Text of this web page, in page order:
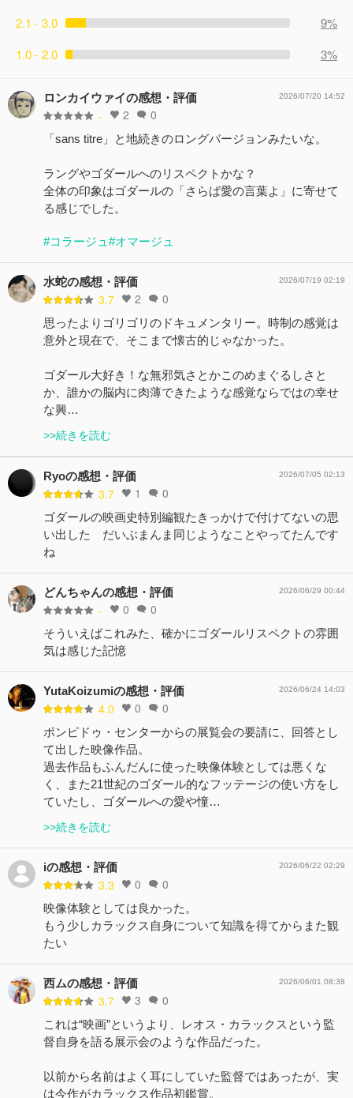
2.1 - 3.0
9%
1.0 - 2.0
3%
ロンカイウァイの感想・評価
- 2 0
2026/07/20 14:52
「sans titre」と地続きのロングバージョンみたいな。
ラングやゴダールへのリスペクトかな？
全体の印象はゴダールの「さらば愛の言葉よ」に寄せて
る感じでした。
#コラージュ #オマージュ
水蛇の感想・評価
3.7 2 0
2026/07/19 02:19
思ったよりゴリゴリのドキュメンタリー。時制の感覚は
意外と現在で、そこまで懐古的じゃなかった。
ゴダール大好き！な無邪気さとかこのめまぐるしさと
か、誰かの脳内に肉薄できたような感覚ならではの幸せ
な興…
>>続きを読む
Ryoの感想・評価
3.7 1 0
2026/07/05 02:13
ゴダールの映画史特別編観たきっかけで付けてないの思
い出した だいぶまんま同じようなことやってたんです
ね
どんちゃんの感想・評価
- 0 0
2026/06/29 00:44
そういえばこれみた、確かにゴダールリスペクトの雰囲
気は感じた記憶
YutaKoizumiの感想・評価
4.0 0 0
2026/06/24 14:03
ポンピドゥ・センターからの展覧会の要請に、回答とし
て出した映像作品。
過去作品もふんだんに使った映像体験としては悪くな
く、また21世紀のゴダール的なフッテージの使い方をし
ていたし、ゴダールへの愛や憧…
>>続きを読む
iの感想・評価
3.3 0 0
2026/06/22 02:29
映像体験としては良かった。
もう少しカラックス自身について知識を得てからまた観
たい
西ムの感想・評価
3.7 3 0
2026/06/01 08:38
これは“映画”というより、レオス・カラックスという監
督自身を語る展示会のような作品だった。
以前から名前はよく耳にしていた監督ではあったが、実
は今作がカラックス作品初鑑賞。